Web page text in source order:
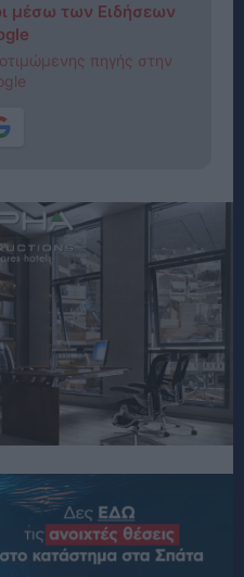
μέσω των Ειδήσεων
πηγής στην